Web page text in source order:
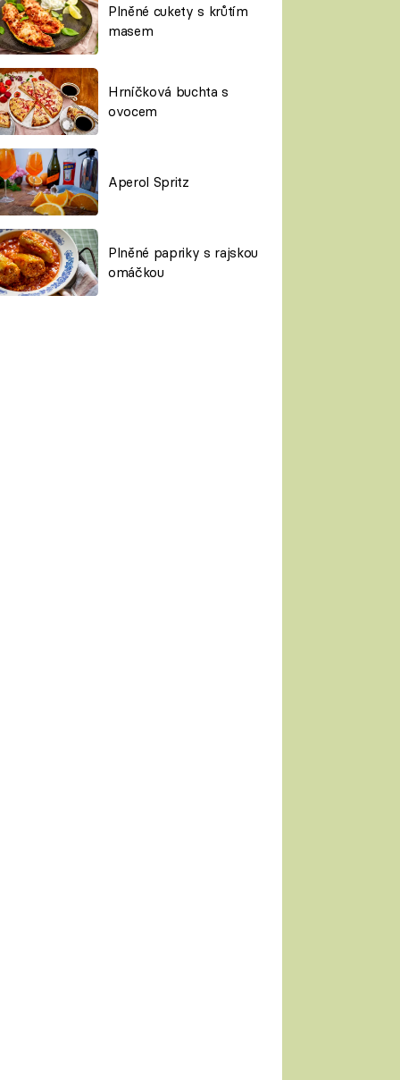
Plněné cukety s krůtím
masem
Hrníčková buchta s
ovocem
Aperol Spritz
Plněné papriky s rajskou
omáčkou